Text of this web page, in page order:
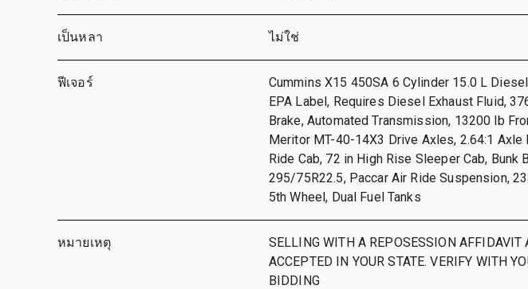
เป็นหลา ไม่ใช่
ฟีเจอร์
Cummins X15 450SA 6 Cylinder 15.0 L
EPA Label, Requires Diesel Exhaust Fluid,
Brake, Automated Transmission, 13200 lb
Meritor MT-40-14X3 Drive Axles, 2.64:1 Axle
Ride Cab, 72 in High Rise Sleeper Cab, Bunk
295/75R22.5, Paccar Air Ride Suspension,
5th Wheel, Dual Fuel Tanks
หมายเหตุ
SELLING WITH A REPOSESSION AFFIDAVIT
ACCEPTED IN YOUR STATE. VERIFY WITH
BIDDING